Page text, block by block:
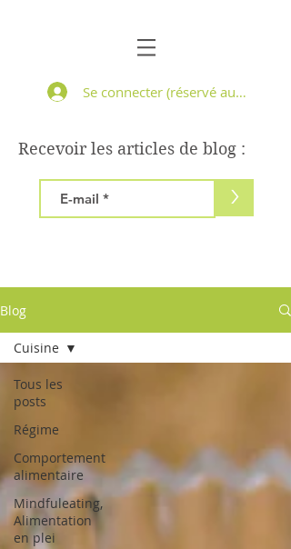
Se connecter (réservé aux
Recevoir les articles de blog :
>
Blog
Tous les
posts
Régime
Comportement
alimentaire
Mindfuleating,
Alimentation
en plei
Cuisine